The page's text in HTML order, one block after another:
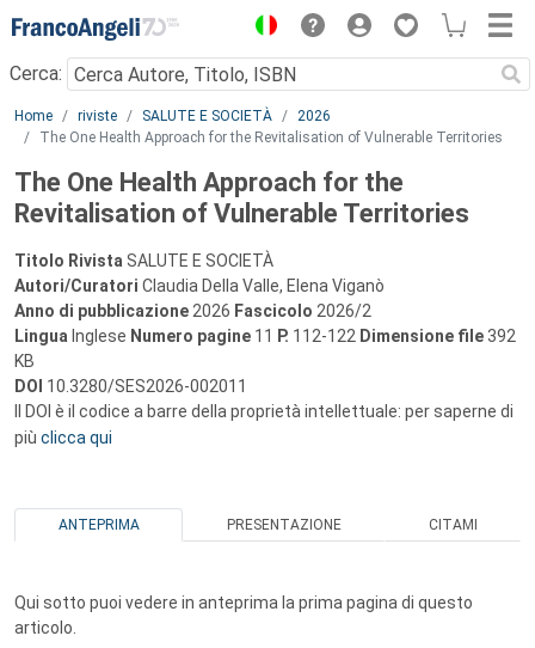
Menu
Cerca:
Main content
Home riviste SALUTE E SOCIETÀ
2026
The One Health Approach for the Revitalisation of Vulnerable Territories
The One Health Approach for the
Revitalisation of Vulnerable Territories
Titolo Rivista SALUTE E SOCIETÀ
Autori/Curatori Claudia Della Valle, Elena Viganò
Anno di pubblicazione 2026 Fascicolo 2026/2
Lingua Inglese Numero pagine 11 P. 112-122 Dimensione file 392
KB
DOI 10.3280/SES2026-002011
Il DOI è il codice a barre della proprietà intellettuale: per saperne di
più clicca qui
ANTEPRIMA PRESENTAZIONE CITAMI
Qui sotto puoi vedere in anteprima la prima pagina di questo
articolo.